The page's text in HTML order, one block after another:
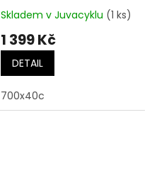
Skladem v Juvacyklu (1 ks)
1 399 Kč
DETAIL
700x40c